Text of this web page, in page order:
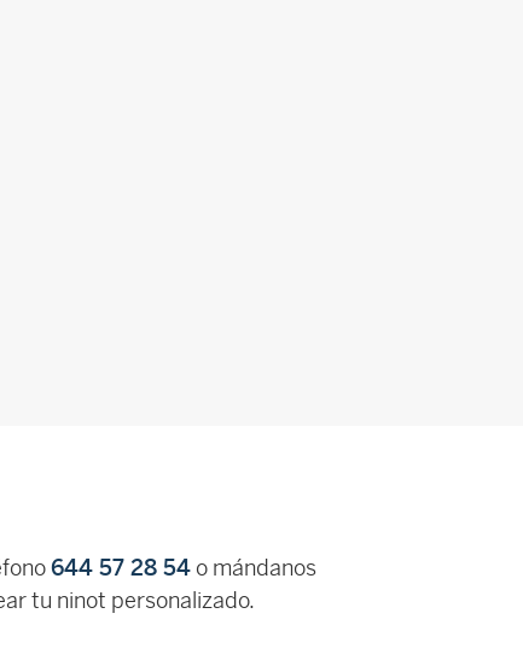
644 57 28 54 o mándanos
tu ninot personalizado.